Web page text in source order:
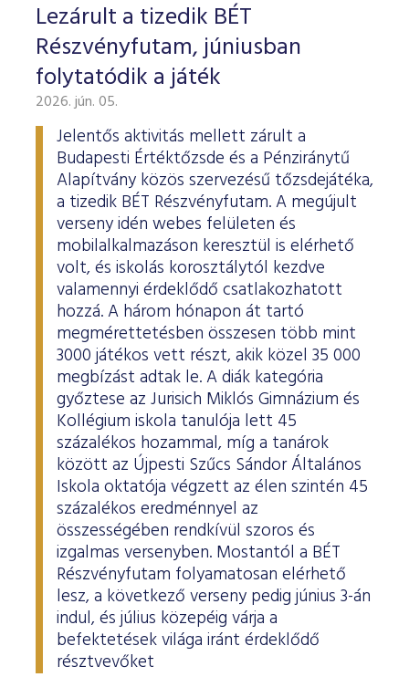
Lezárult a tizedik BÉT
Részvényfutam, júniusban
folytatódik a játék
2026. jún. 05.
Jelentős aktivitás mellett zárult a
Budapesti Értéktőzsde és a Pénziránytű
Alapítvány közös szervezésű tőzsdejátéka,
a tizedik BÉT Részvényfutam. A megújult
verseny idén webes felületen és
mobilalkalmazáson keresztül is elérhető
volt, és iskolás korosztálytól kezdve
valamennyi érdeklődő csatlakozhatott
hozzá. A három hónapon át tartó
megmérettetésben összesen több mint
3000 játékos vett részt, akik közel 35 000
megbízást adtak le. A diák kategória
győztese az Jurisich Miklós Gimnázium és
Kollégium iskola tanulója lett 45
százalékos hozammal, míg a tanárok
között az Újpesti Szűcs Sándor Általános
Iskola oktatója végzett az élen szintén 45
százalékos eredménnyel az
összességében rendkívül szoros és
izgalmas versenyben. Mostantól a BÉT
Részvényfutam folyamatosan elérhető
lesz, a következő verseny pedig június 3-án
indul, és július közepéig várja a
befektetések világa iránt érdeklődő
résztvevőket